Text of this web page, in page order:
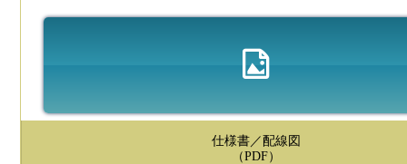
仕様書／配線図
（PDF）